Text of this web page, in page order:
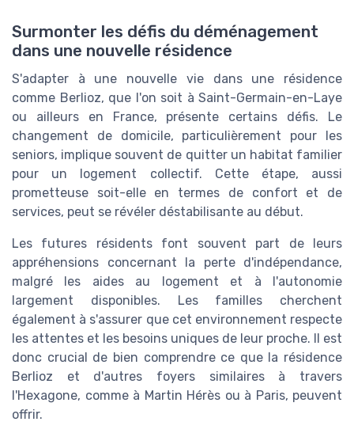
Surmonter les défis du déménagement
dans une nouvelle résidence
S'adapter à une nouvelle vie dans une résidence
comme Berlioz, que l'on soit à Saint-Germain-en-Laye
ou ailleurs en France, présente certains défis. Le
changement de domicile, particulièrement pour les
seniors, implique souvent de quitter un habitat familier
pour un logement collectif. Cette étape, aussi
prometteuse soit-elle en termes de confort et de
services, peut se révéler déstabilisante au début.
Les futures résidents font souvent part de leurs
appréhensions concernant la perte d'indépendance,
malgré les aides au logement et à l'autonomie
largement disponibles. Les familles cherchent
également à s'assurer que cet environnement respecte
les attentes et les besoins uniques de leur proche. Il est
donc crucial de bien comprendre ce que la résidence
Berlioz et d'autres foyers similaires à travers
l'Hexagone, comme à Martin Hérès ou à Paris, peuvent
offrir.